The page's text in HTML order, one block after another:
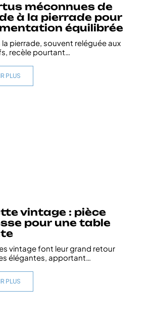
méconnues de
à la pierrade pour
équilibrée
la pierrade, souvent reléguée aux
recèle pourtant…
PLUS
vintage : pièce
pour une table
vintage font leur grand retour
élégantes, apportant…
PLUS